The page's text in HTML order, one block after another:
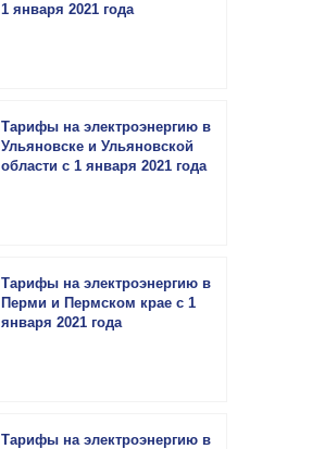
1 января 2021 года
Тарифы на электроэнергию в
Ульяновске и Ульяновской
области с 1 января 2021 года
Тарифы на электроэнергию в
Перми и Пермском крае с 1
января 2021 года
Тарифы на электроэнергию в